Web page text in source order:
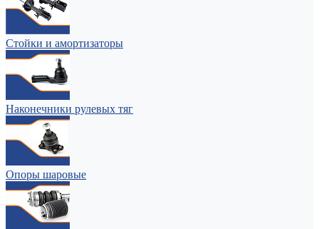
Стойки и амортизаторы
Наконечники рулевых тяг
Опоры шаровые